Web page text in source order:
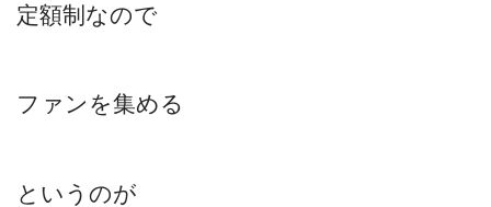
定額制なので
ファンを集める
というのが